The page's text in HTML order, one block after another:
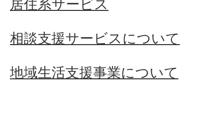
居住系サービス
相談支援サービスについて
地域生活支援事業について